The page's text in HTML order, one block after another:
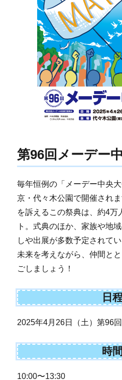
第96回メーデー
毎年恒例の「メーデー中央
京・代々木公園で開催され
を訴えるこの祭典は、約4万
ト。式典のほか、家族や地
しや出展が多数予定されて
未来を考えながら、仲間と
ごしましょう！
日
2025年4月26日（土）第96
時間
10:00〜13:30